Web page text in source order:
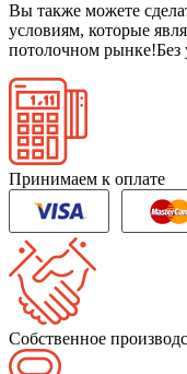
Вы также можете
условиям, которые
потолочном рынке!Без
Принимаем к оплате
Собственное